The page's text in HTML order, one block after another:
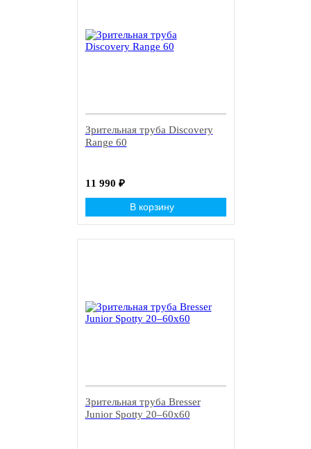
Зрительная труба Discovery
Range 60
11 990 ₽
В корзину
Зрительная труба Bresser
Junior Spotty 20–60x60